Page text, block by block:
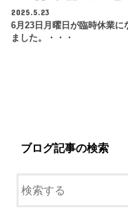
2025.5.23
6月23日月曜日が臨時休業に
ました。・・・
ブログ記事の検索